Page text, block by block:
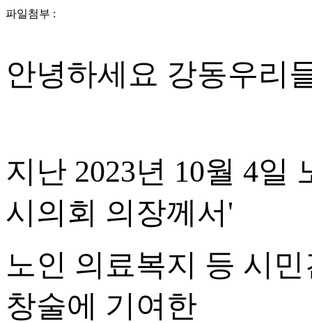
파일첨부 :
안녕하세요 강동우리
지난 2023년 10월 4일
시의회 의장께서'
노인 의료복지 등 시
창술에 기여한